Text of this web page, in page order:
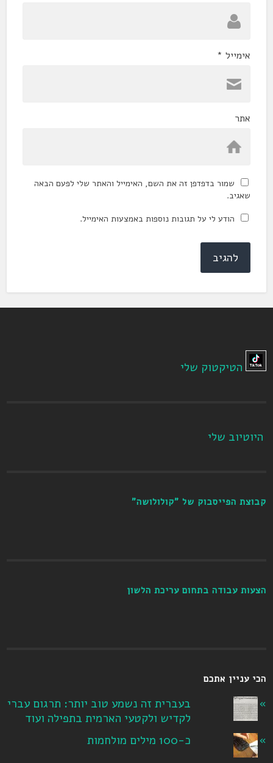
אימייל *
אתר
שמור בדפדפן זה את השם, האימייל והאתר שלי לפעם הבאה
שאגיב.
הודע לי על תגובות נוספות באמצעות האימייל.
הטיקטוק שלי
היוטיוב שלי
קבוצת הפייסבוק של "קולולושה"
הצעות עבודה בתחום עריכת הלשון
הכי עניין אתכם
בעברית זה נשמע טוב יותר: תרגום עברי
לקדיש ולקטעי הארמית בתפילה ועוד
כ-100 מילים מולחמות